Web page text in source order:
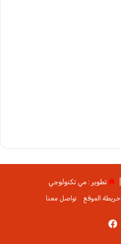
تطوير : مي تكنولوجي
خريطة الموقع تواصل معنا